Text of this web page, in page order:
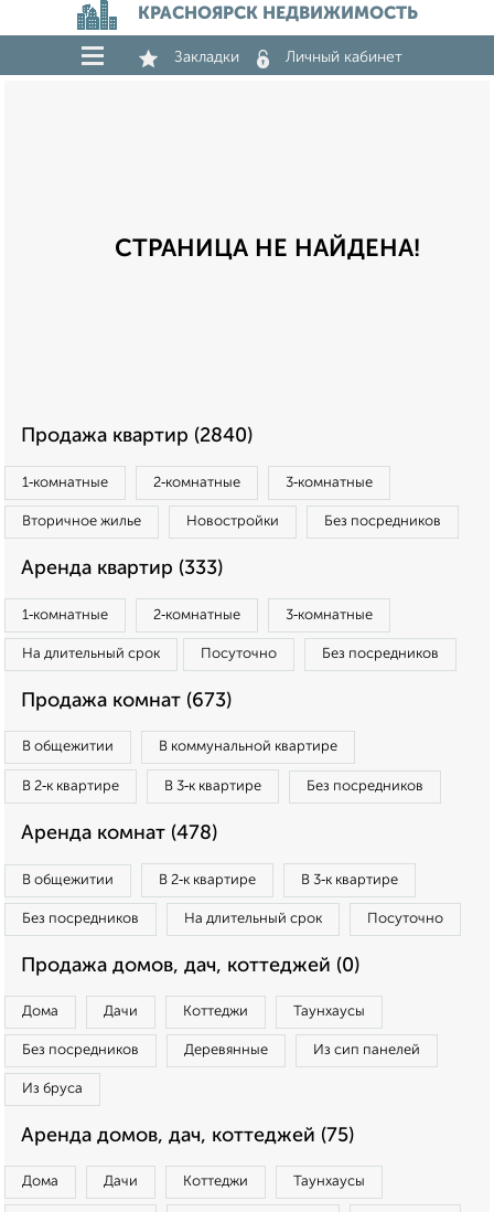
КРАСНОЯРСК НЕДВИЖИМОСТЬ
Закладки Личный кабинет
СТРАНИЦА НЕ НАЙДЕНА!
Продажа квартир (2840)
1‑комнатные 2‑комнатные 3‑комнатные
Вторичное жилье Новостройки Без посредников
Аренда квартир (333)
1‑комнатные 2‑комнатные 3‑комнатные
На длительный срок Посуточно Без посредников
Продажа комнат (673)
В общежитии В коммунальной квартире
В 2‑к квартире В 3‑к квартире Без посредников
Аренда комнат (478)
В общежитии В 2‑к квартире В 3‑к квартире
Без посредников На длительный срок Посуточно
Продажа домов, дач, коттеджей (0)
Дома Дачи Коттеджи Таунхаусы
Без посредников Деревянные Из сип панелей
Из бруса
Аренда домов, дач, коттеджей (75)
Дома Дачи Коттеджи Таунхаусы